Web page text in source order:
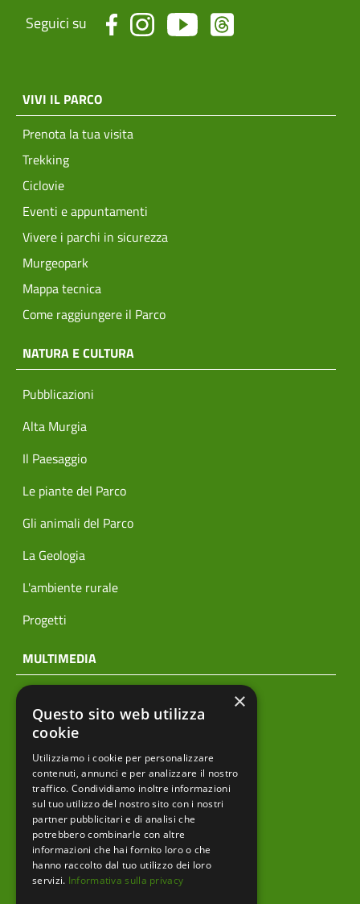
Seguici su
menu top footer
VIVI IL PARCO
Prenota la tua visita
Trekking
Ciclovie
Eventi e appuntamenti
Vivere i parchi in sicurezza
Murgeopark
Mappa tecnica
Come raggiungere il Parco
NATURA E CULTURA
Pubblicazioni
Alta Murgia
Il Paesaggio
Le piante del Parco
Gli animali del Parco
La Geologia
L'ambiente rurale
Progetti
MULTIMEDIA
Archivio news
Prodotti editoriali
menu footer
Ente
Amministrazione trasparente
×
Questo sito web utilizza
cookie
Utilizziamo i cookie per personalizzare
contenuti, annunci e per analizzare il nostro
traffico. Condividiamo inoltre informazioni
sul tuo utilizzo del nostro sito con i nostri
partner pubblicitari e di analisi che
potrebbero combinarle con altre
informazioni che hai fornito loro o che
hanno raccolto dal tuo utilizzo dei loro
servizi. Informativa sulla privacy